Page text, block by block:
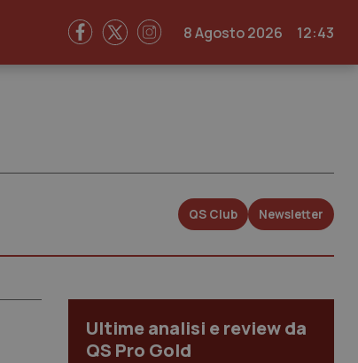
8 Agosto 2026 12:43
QS Club Newsletter
Ultime analisi e review da
QS Pro Gold